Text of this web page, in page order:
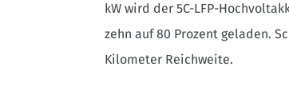
kW wird der 5C-LFP-
zehn auf 80 Prozent geladen.
Kilometer Reichweite.